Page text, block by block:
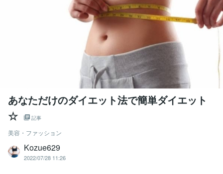
あなただけのダイエット法で簡単ダイエット
☆
記事
美容・ファッション
Kozue629
2022/07/28 11:26